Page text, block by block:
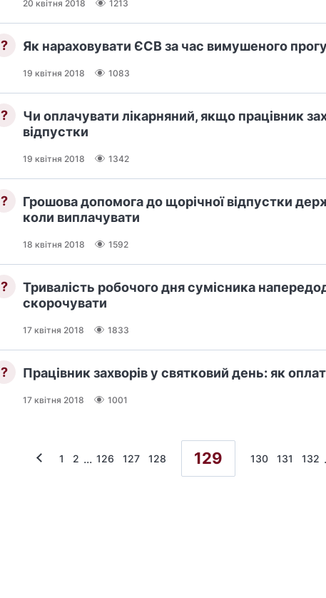
20 квітня 2018 1213
? Як нараховувати ЄСВ за час вимушеного
19 квітня 2018 1083
?
Чи оплачувати лікарняний, якщо працівник
відпустки
19 квітня 2018 1342
?
Грошова допомога до щорічної відпустки
коли виплачувати
18 квітня 2018 1592
?
Тривалість робочого дня сумісника
скорочувати
17 квітня 2018 1833
? Працівник захворів у святковий день: як
17 квітня 2018 1001
1 2 ... 126 127 128 129 130 131 132